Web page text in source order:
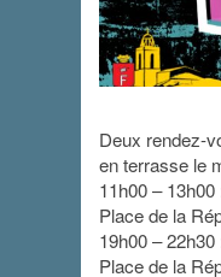
26 août 2020
Deux rendez-
en terrasse le
11h00 –
Place de la
19h00 – 22h30
Place de la